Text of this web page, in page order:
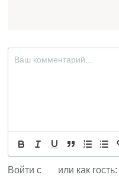
Войти с или как гость: